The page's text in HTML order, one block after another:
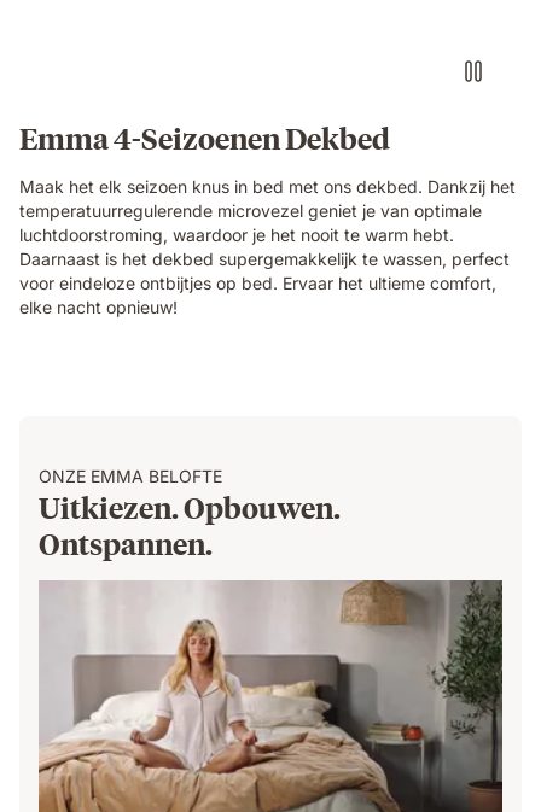
Emma 4-Seizoenen Dekbed
Maak het elk seizoen knus in bed met ons dekbed. Dankzij het
temperatuurregulerende microvezel geniet je van optimale
luchtdoorstroming, waardoor je het nooit te warm hebt.
Daarnaast is het dekbed supergemakkelijk te wassen, perfect
voor eindeloze ontbijtjes op bed. Ervaar het ultieme comfort,
elke nacht opnieuw!
ONZE EMMA BELOFTE
Uitkiezen. Opbouwen.
Ontspannen.